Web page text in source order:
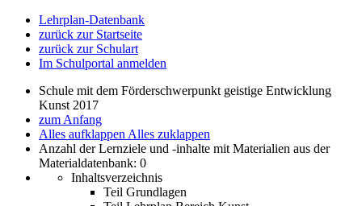
Lehrplan-Datenbank
zurück zur Startseite
zurück zur Schulart
Im Schulportal anmelden
Schule mit dem Förderschwerpunkt geistige Entwicklung
Kunst 2017
zum Anfang
Alles aufklappen Alles zuklappen
Anzahl der Lernziele und -inhalte mit Materialien aus der
Materialdatenbank: 0
Inhaltsverzeichnis
Teil Grundlagen